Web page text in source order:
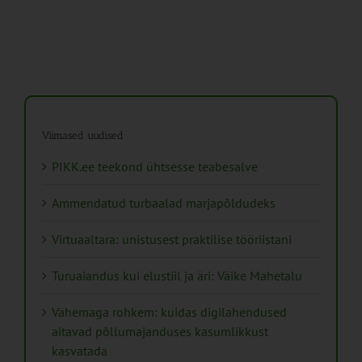
Viimased uudised
PIKK.ee teekond ühtsesse teabesalve
Ammendatud turbaalad marjapõldudeks
Virtuaaltara: unistusest praktilise tööriistani
Turuaiandus kui elustiil ja äri: Väike Mahetalu
Vähemaga rohkem: kuidas digilahendused
aitavad põllumajanduses kasumlikkust
kasvatada